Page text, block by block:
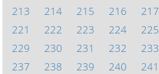
213
214 215 216 217
221
222 223 224 225
229
230 231 232 233
237
238 239 240 241